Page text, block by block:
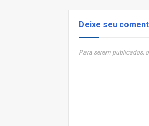
Deixe seu
Para serem publicados,